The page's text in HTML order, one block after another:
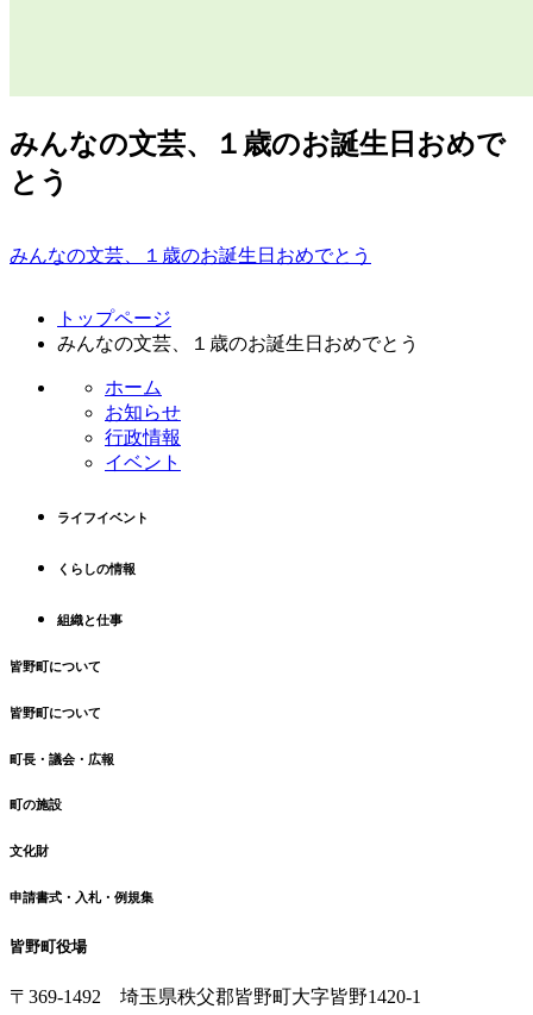
みんなの文芸、１歳のお誕生日おめで
とう
みんなの文芸、１歳のお誕生日おめでとう
トップページ
みんなの文芸、１歳のお誕生日おめでとう
ホーム
お知らせ
行政情報
イベント
ライフイベント
くらしの情報
組織と仕事
皆野町について
皆野町について
町長・議会・広報
町の施設
文化財
申請書式・入札・例規集
皆野町役場
〒369-1492 埼玉県秩父郡皆野町大字皆野1420-1